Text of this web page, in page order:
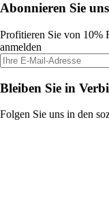
Abonnieren Sie
Profitieren Sie von 10%
anmelden
Bleiben Sie in
Folgen Sie uns in den